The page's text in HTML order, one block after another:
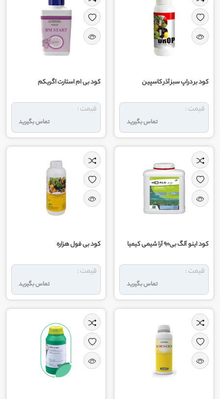
کود بر دراپ سبز آذر کاسپین
تماس بگیرید
قیمت :
کود بی ام استارت اگریکم
تماس بگیرید
قیمت :
کود اینو آلگ بی90 آرا شیمی کیمیا
تماس بگیرید
قیمت :
کود بی فول هزاره
تماس بگیرید
قیمت :